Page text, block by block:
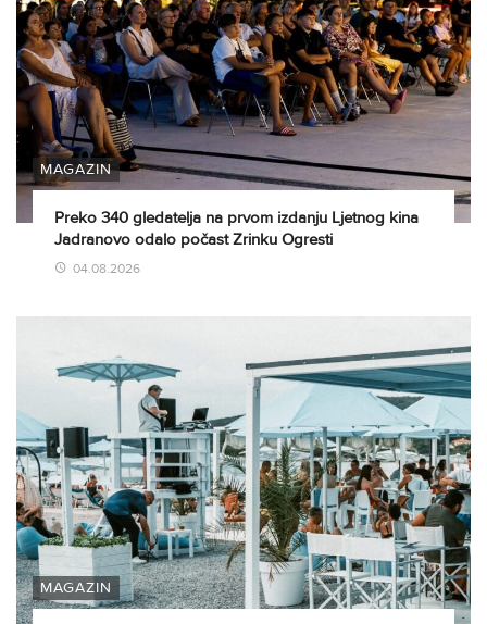
MAGAZIN
Preko 340 gledatelja na prvom izdanju Ljetnog kina
Jadranovo odalo počast Zrinku Ogresti
04.08.2026
MAGAZIN